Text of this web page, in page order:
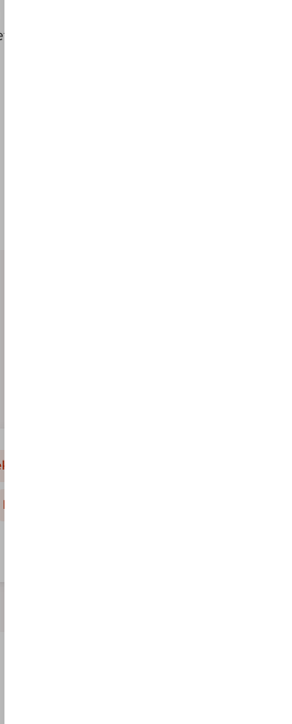
bra argument. Var beredd
bud som du är nöjd med.
Kampanjer